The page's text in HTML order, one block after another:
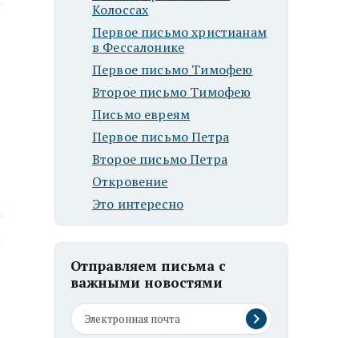
Колоссах
Первое письмо христианам
в Фессалонике
Первое письмо Тимофею
Второе письмо Тимофею
Письмо евреям
Первое письмо Петра
Второе письмо Петра
Откровение
Это интересно
Отправляем письма с
важными новостями